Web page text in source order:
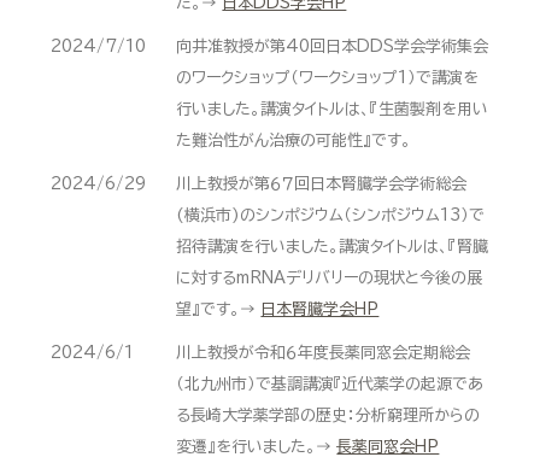
2024/7/10
向井准教授が第40回日本DDS学会学術集会
のワークショップ（ワークショップ1）で講演を
行いました。講演タイトルは、『生菌製剤を用い
た難治性がん治療の可能性』です。
2024/6/29
川上教授が第６７回日本腎臓学会学術総会
(横浜市)のシンポジウム（シンポジウム13）で
招待講演を行いました。講演タイトルは、『腎臓
に対するmRNAデリバリーの現状と今後の展
望』です。→
日本腎臓学会HP
2024/6/1
川上教授が令和６年度長薬同窓会定期総会
（北九州市）で基調講演『近代薬学の起源であ
る長崎大学薬学部の歴史：分析窮理所からの
変遷』を行いました。→長薬同窓会HP